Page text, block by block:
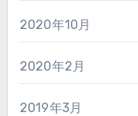
2020年10月
2020年2月
2019年3月